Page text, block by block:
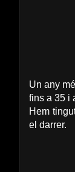
Un any
fins a 35 i
Hem
el darrer.